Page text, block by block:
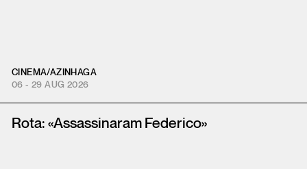
CINEMA/AZINHAGA
06 - 29 AUG 2026
Rota: «Assassinaram Federico»